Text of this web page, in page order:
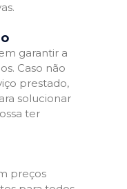
garantir a
Caso não
prestado,
solucionar
ter
preços